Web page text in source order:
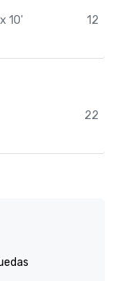
10' 12
22